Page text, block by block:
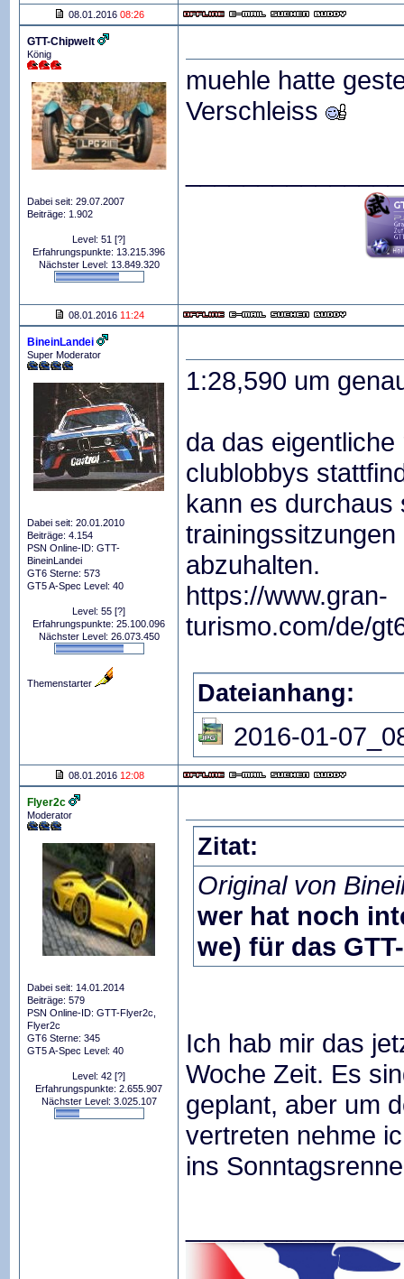
08.01.2016 08:26
GTT-Chipwelt
König
Dabei seit: 29.07.2007
Beiträge: 1.902
Level: 51 [?]
Erfahrungspunkte: 13.215.396
Nächster Level: 13.849.320
muehle hatte
Verschleiss
08.01.2016 11:24
BineinLandei
Super Moderator
Dabei seit: 20.01.2010
Beiträge: 4.154
PSN Online-ID: GTT-
BineinLandei
GT6 Sterne: 573
GT5 A-Spec Level: 40
Level: 55 [?]
Erfahrungspunkte: 25.100.096
Nächster Level: 26.073.450
Themenstarter
1:28,590 um
da das
clublobbys
kann es durchaus
abzuhalten.
https://www.gran-
turismo.com/de/
Dateianhang:
2016-01-
08.01.2016 12:08
Flyer2c
Moderator
Dabei seit: 14.01.2014
Beiträge: 579
PSN Online-ID: GTT-Flyer2c,
Flyer2c
GT6 Sterne: 345
GT5 A-Spec Level: 40
Level: 42 [?]
Erfahrungspunkte: 2.655.907
Nächster Level: 3.025.107
Zitat:
Original von
wer hat noch
we) für das
Ich hab mir das
Woche Zeit. Es
geplant, aber um
vertreten nehme
ins